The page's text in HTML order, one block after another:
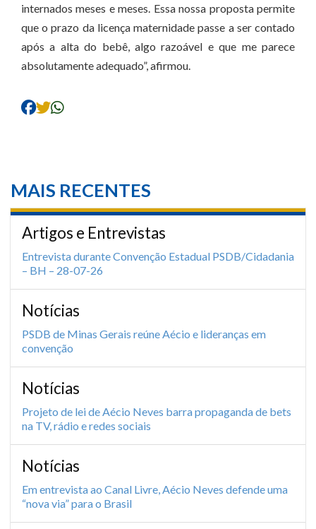
internados meses e meses. Essa nossa proposta permite
que o prazo da licença maternidade passe a ser contado
após a alta do bebê, algo razoável e que me parece
absolutamente adequado”, afirmou.
MAIS RECENTES
Artigos e Entrevistas
Entrevista durante Convenção Estadual PSDB/Cidadania
– BH – 28-07-26
Notícias
PSDB de Minas Gerais reúne Aécio e lideranças em
convenção
Notícias
Projeto de lei de Aécio Neves barra propaganda de bets
na TV, rádio e redes sociais
Notícias
Em entrevista ao Canal Livre, Aécio Neves defende uma
“nova via” para o Brasil